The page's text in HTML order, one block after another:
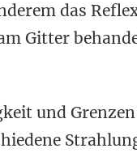
das
Gitter
und